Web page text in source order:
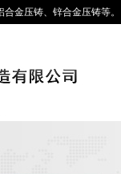
金压铸、锌合金压铸等